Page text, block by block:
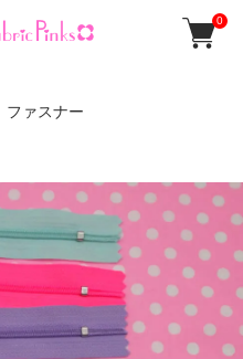
0
ファスナー